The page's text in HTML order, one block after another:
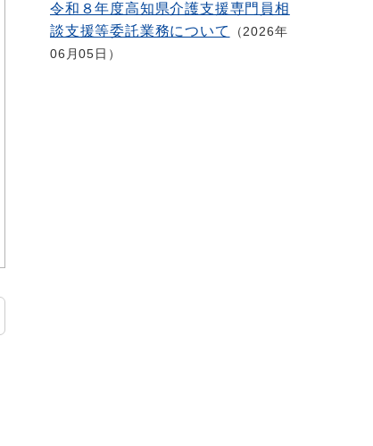
令和８年度高知県介護支援専門員相
談支援等委託業務について
2026年
06月05日